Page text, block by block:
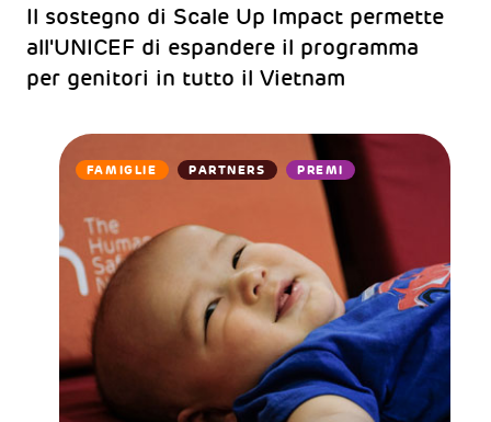
Il sostegno di Scale Up Impact permette
all'UNICEF di espandere il programma
per genitori in tutto il Vietnam
FAMIGLIE PARTNERS PREMI